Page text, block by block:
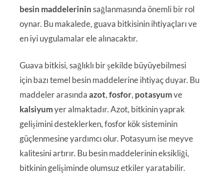
besin maddelerininsağlanmasında önemli bir rol
oynar. Bu makalede, guava bitkisinin ihtiyaçları ve
en iyi uygulamalar ele alınacaktır.
Guava bitkisi, sağlıklı bir şekilde büyüyebilmesi
için bazı temel besin maddelerine ihtiyaç duyar. Bu
maddeler arasındaazot,fosfor, potasyumve
kalsiyumyer almaktadır. Azot, bitkinin yaprak
gelişimini desteklerken, fosfor kök sisteminin
güçlenmesine yardımcı olur. Potasyum ise meyve
kalitesini artırır. Bu besin maddelerinin eksikliği,
bitkinin gelişiminde olumsuz etkiler yaratabilir.